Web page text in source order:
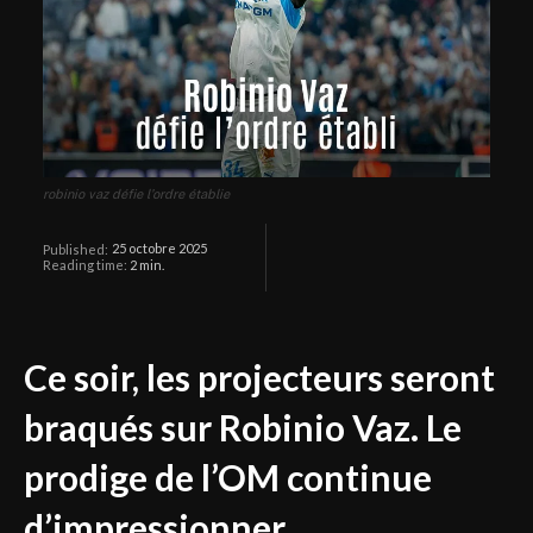
robinio vaz défie l'ordre établie
Published: 25 octobre 2025
Reading time: 2 min.
Ce soir, les projecteurs seront
braqués sur Robinio Vaz. Le
prodige de l’OM continue